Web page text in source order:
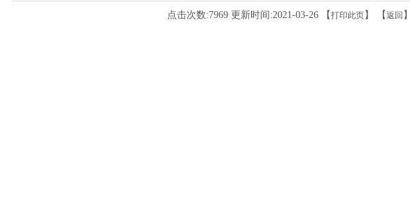
点击次数:7969 更新时间:2021-03-26 【打印此页】 【返回 】